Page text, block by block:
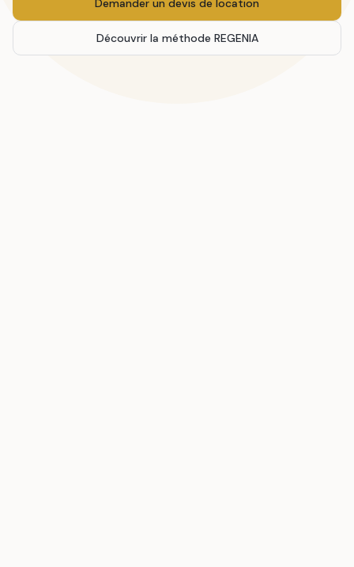
Demander un devis de location
Découvrir la méthode REGENIA